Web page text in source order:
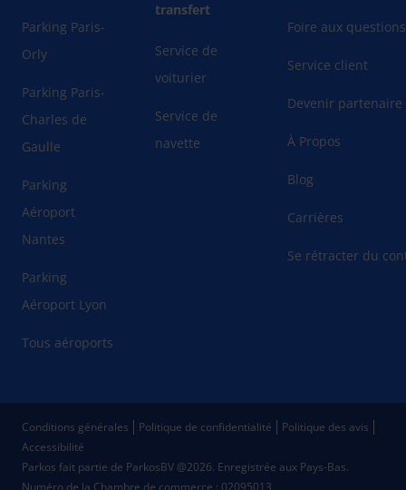
Parking Paris-
Orly
Parking Paris-
Charles de
Gaulle
Parking
Aéroport
Nantes
Parking
Aéroport Lyon
Tous aéroports
transfert
Service de
voiturier
Service de
navette
Foire aux questions
Service client
Devenir partenaire
À Propos
Blog
Carrières
Se rétracter du
Parkos fait partie de ParkosBV @2026. Enregistrée aux Pays-Bas.
Numéro de la Chambre de commerce : 02095013
Conditions générales Politique de confidentialité
Politique des avis
Accessibilité